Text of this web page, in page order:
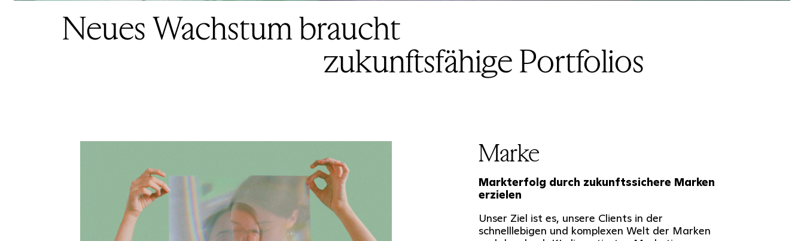
Neues Wachstum braucht
zukunftsfähige Portfolios
Marke
Markterfolg durch zukunftssichere Marken
erzielen
Unser Ziel ist es, unsere Clients in der
schnelllebigen und komplexen Welt der Marken